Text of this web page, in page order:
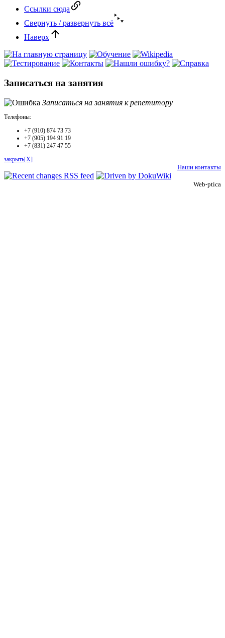
Ссылки сюда
Свернуть / развернуть всё
Наверх
Записаться на занятия
Записаться на занятия к репетитору
Телефоны:
+7 (910) 874 73 73
+7 (905) 194 91 19
+7 (831) 247 47 55
закрыть[X]
Наши контакты
Web-ptica